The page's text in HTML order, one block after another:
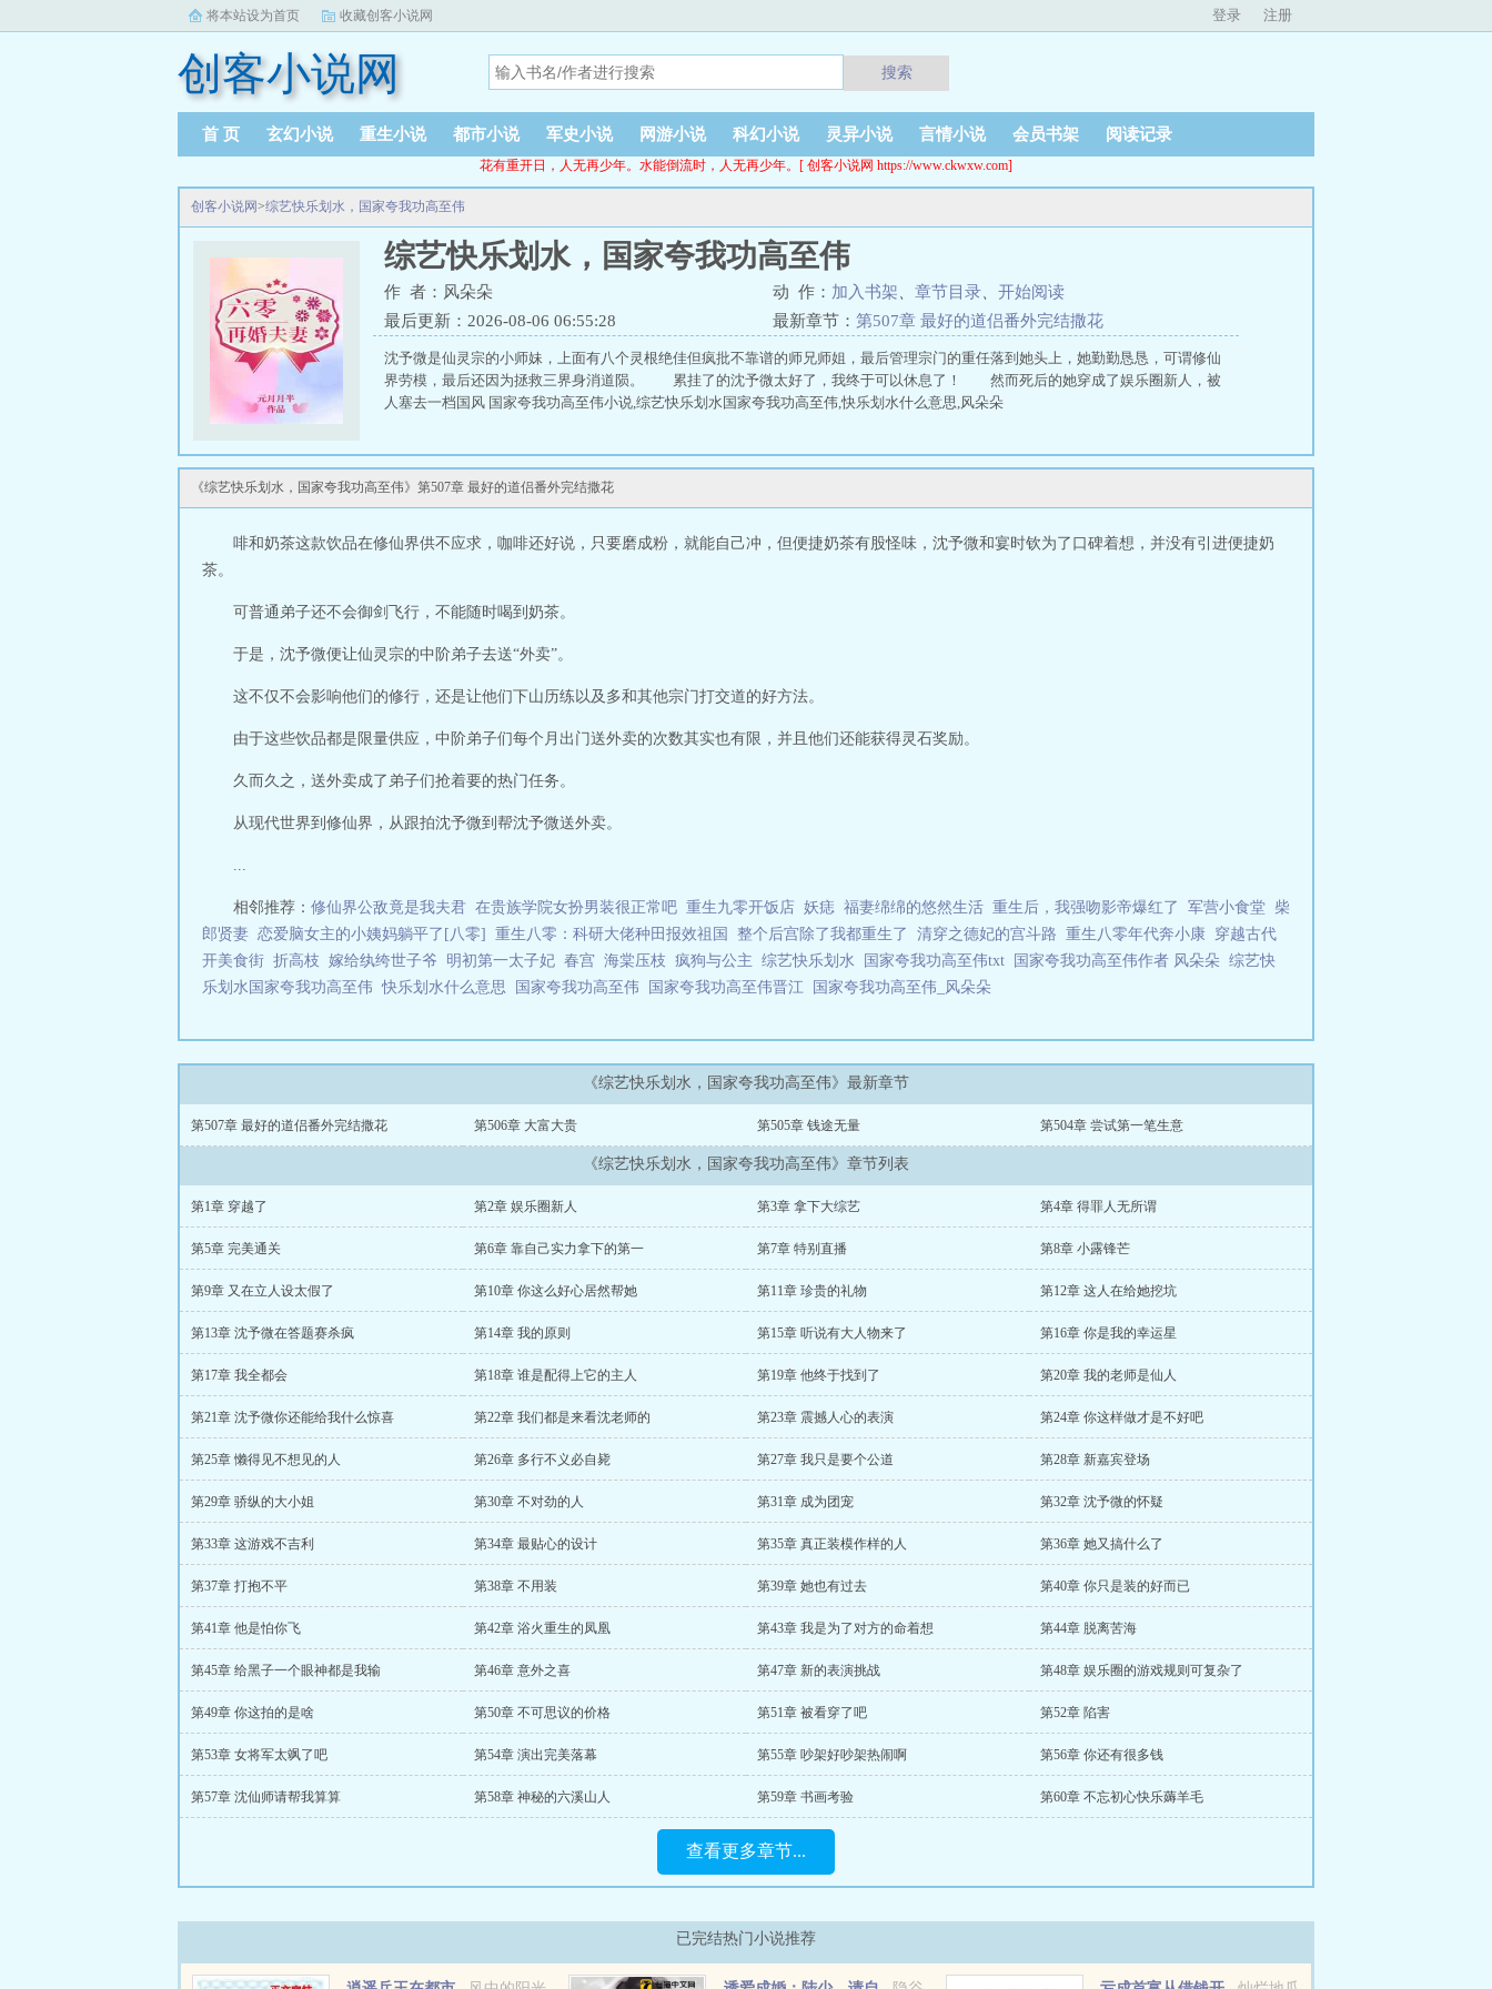
将本站设为首页 收藏创客小说网 登录 注册
创客小说网 搜索
首 页 玄幻小说 重生小说 都市小说 军史小说 网游小说 科幻小说 灵异小说 言情小说 会员书架 阅读记录
花有重开日，人无再少年。水能倒流时，人无再少年。[ 创客小说网 https://www.ckwxw.com]
创客小说网>综艺快乐划水，国家夸我功高至伟
综艺快乐划水，国家夸我功高至伟
作 者：风朵朵 动 作： 加入书架 章节目录
开始阅读
最后更新：2026-08-06 06:55:28
最新章节： 第507章 最好的道侣番外完结撒花
沈予微是仙灵宗的小师妹，上面有八个灵根绝佳但疯批不靠谱的师兄师姐，最后管理宗门的重任落到她头上，她勤勤恳恳，可谓修仙
界劳模，最后还因为拯救三界身消道陨。 累挂了的沈予微太好了，我终于可以休息了！ 然而死后的她穿成了娱乐圈新人，被
人塞去一档国风 国家夸我功高至伟小说,综艺快乐划水国家夸我功高至伟,快乐划水什么意思,风朵朵
《综艺快乐划水，国家夸我功高至伟》第507章 最好的道侣番外完结撒花
啡和奶茶这款饮品在修仙界供不应求，咖啡还好说，只要磨成粉，就能自己冲，但便捷奶茶有股怪味，沈予微和宴时钦为了口碑着想，并没有引进便捷奶
茶。
可普通弟子还不会御剑飞行，不能随时喝到奶茶。
于是，沈予微便让仙灵宗的中阶弟子去送“外卖”。
这不仅不会影响他们的修行，还是让他们下山历练以及多和其他宗门打交道的好方法。
由于这些饮品都是限量供应，中阶弟子们每个月出门送外卖的次数其实也有限，并且他们还能获得灵石奖励。
久而久之，送外卖成了弟子们抢着要的热门任务。
从现代世界到修仙界，从跟拍沈予微到帮沈予微送外卖。
...
相邻推荐： 修仙界公敌竟是我夫君 在贵族学院女扮男装很正常吧 重生九零开饭店 妖痣 福妻绵绵的悠然生活 重生后，我强吻影帝爆红了 军营小食堂 柴
郎贤妻 恋爱脑女主的小姨妈躺平了[八零] 重生八零：科研大佬种田报效祖国 整个后宫除了我都重生了 清穿之德妃的宫斗路 重生八零年代奔小康 穿越古代
开美食街 折高枝 嫁给纨绔世子爷 明初第一太子妃 春宫 海棠压枝 疯狗与公主 综艺快乐划水 国家夸我功高至伟txt 国家夸我功高至伟作者 风朵朵 综艺快
乐划水国家夸我功高至伟快乐划水什么意思 国家夸我功高至伟 国家夸我功高至伟晋江 国家夸我功高至伟_风朵朵
《综艺快乐划水，国家夸我功高至伟》最新章节
第507章 最好的道侣番外完结撒花 第506章 大富大贵 第505章 钱途无量 第504章 尝试第一笔生意
《综艺快乐划水，国家夸我功高至伟》章节列表
第1章 穿越了 第2章 娱乐圈新人 第3章 拿下大综艺 第4章 得罪人无所谓
第5章 完美通关 第6章 靠自己实力拿下的第一 第7章 特别直播 第8章 小露锋芒
第9章 又在立人设太假了 第10章 你这么好心居然帮她 第11章 珍贵的礼物 第12章 这人在给她挖坑
第13章 沈予微在答题赛杀疯 第14章 我的原则 第15章 听说有大人物来了 第16章 你是我的幸运星
第17章 我全都会 第18章 谁是配得上它的主人 第19章 他终于找到了 第20章 我的老师是仙人
第21章 沈予微你还能给我什么惊喜 第22章 我们都是来看沈老师的 第23章 震撼人心的表演 第24章 你这样做才是不好吧
第25章 懒得见不想见的人 第26章 多行不义必自毙 第27章 我只是要个公道 第28章 新嘉宾登场
第29章 骄纵的大小姐 第30章 不对劲的人 第31章 成为团宠 第32章 沈予微的怀疑
第33章 这游戏不吉利 第34章 最贴心的设计 第35章 真正装模作样的人 第36章 她又搞什么了
第37章 打抱不平 第38章 不用装 第39章 她也有过去 第40章 你只是装的好而已
第41章 他是怕你飞 第42章 浴火重生的凤凰 第43章 我是为了对方的命着想 第44章 脱离苦海
第45章 给黑子一个眼神都是我输 第46章 意外之喜 第47章 新的表演挑战 第48章 娱乐圈的游戏规则可复杂了
第49章 你这拍的是啥 第50章 不可思议的价格 第51章 被看穿了吧 第52章 陷害
第53章 女将军太飒了吧 第54章 演出完美落幕 第55章 吵架好吵架热闹啊 第56章 你还有很多钱
第57章 沈仙师请帮我算算 第58章 神秘的六溪山人 第59章 书画考验 第60章 不忘初心快乐薅羊毛
查看更多章节...
已完结热门小说推荐